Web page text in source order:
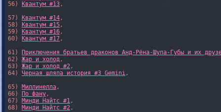
56)
Квантум #13,
57)
Квантум #14,
58)
Квантум #15,
59)
Квантум #16,
60)
Квантум #17,
61)
Приключения братьев драконов Анд-Рёна-Шупа-Губы и их
62) Жар и холод,
63) Жар и холод #2,
64) Черная шляпа история #3 Gemini,
65) Миллинелла,
66)
По фану,
67) Минди Найтс #1,
68) Минди Найтс #2,